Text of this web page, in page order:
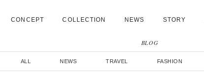
CONCEPT COLLECTION NEWS STORY
BLOG
ALL NEWS TRAVEL FASHION